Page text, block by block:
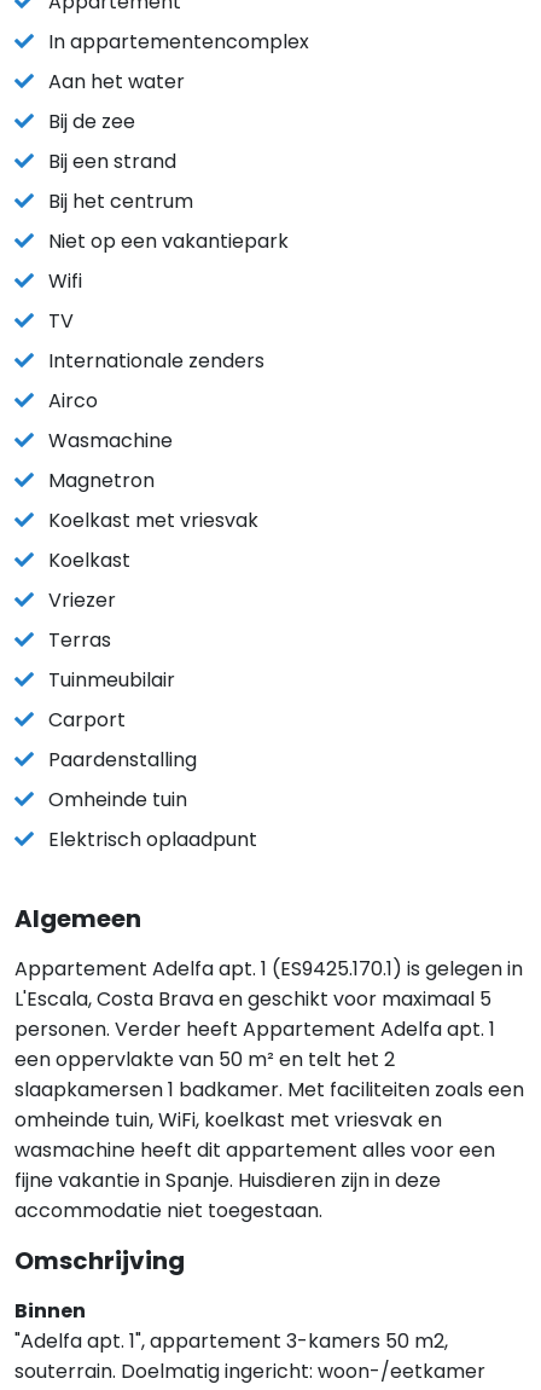
In appartementencomplex
Aan het water
Bij de zee
Bij een strand
Bij het centrum
Niet op een vakantiepark
Wifi
TV
Internationale zenders
Airco
Wasmachine
Magnetron
Koelkast met vriesvak
Koelkast
Vriezer
Terras
Tuinmeubilair
Carport
Paardenstalling
Omheinde tuin
Elektrisch oplaadpunt
Algemeen
Appartement Adelfa apt. 1 (ES9425.170.1) is gelegen in
L'Escala, Costa Brava en geschikt voor maximaal 5
personen. Verder heeft Appartement Adelfa apt. 1
een oppervlakte van 50 m² en telt het 2
slaapkamersen 1 badkamer. Met faciliteiten zoals een
omheinde tuin, WiFi, koelkast met vriesvak en
wasmachine heeft dit appartement alles voor een
fijne vakantie in Spanje. Huisdieren zijn in deze
accommodatie niet toegestaan.
Omschrijving
Binnen
"Adelfa apt. 1", appartement 3-kamers 50 m2,
souterrain. Doelmatig ingericht: woon-/eetkamer